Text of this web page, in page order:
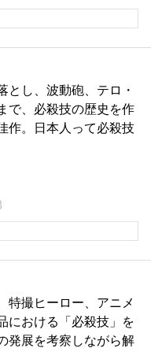
とし、波動砲、テロ・
で、必殺技の歴史を作
作。日本人って必殺技
特撮ヒーロー、アニメ
における「必殺技」を
発展を考察しながら解